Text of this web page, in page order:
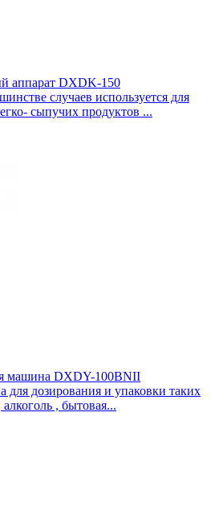
аппарат DXDK-150
случаев используется для
сыпучих продуктов ...
машина DXDY-100BNII
для дозирования и упаковки таких
, бытовая...